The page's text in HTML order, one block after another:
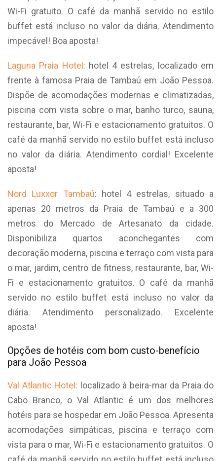
Wi-Fi gratuito. O café da manhã servido no estilo
buffet está incluso no valor da diária. Atendimento
impecável! Boa aposta!
Laguna Praia Hotel : hotel 4 estrelas, localizado em
frente à famosa Praia de Tambaú em João Pessoa.
Dispõe de acomodações modernas e climatizadas,
piscina com vista sobre o mar, banho turco, sauna,
restaurante, bar, Wi-Fi e estacionamento gratuitos. O
café da manhã servido no estilo buffet está incluso
no valor da diária. Atendimento cordial! Excelente
aposta!
Nord Luxxor Tambaú: hotel 4 estrelas, situado a
apenas 20 metros da Praia de Tambaú e a 300
metros do Mercado de Artesanato da cidade.
Disponibiliza quartos aconchegantes com
decoração moderna, piscina e terraço com vista para
o mar, jardim, centro de fitness, restaurante, bar, Wi-
Fi e estacionamento gratuitos. O café da manhã
servido no estilo buffet está incluso no valor da
diária. Atendimento personalizado. Excelente
aposta!
Opções de hotéis com bom custo-benefício
para João Pessoa
Val Atlantic Hotel : localizado à beira-mar da Praia do
Cabo Branco, o Val Atlantic é um dos melhores
hotéis para se hospedar em João Pessoa. Apresenta
acomodações simpáticas, piscina e terraço com
vista para o mar, Wi-Fi e estacionamento gratuitos. O